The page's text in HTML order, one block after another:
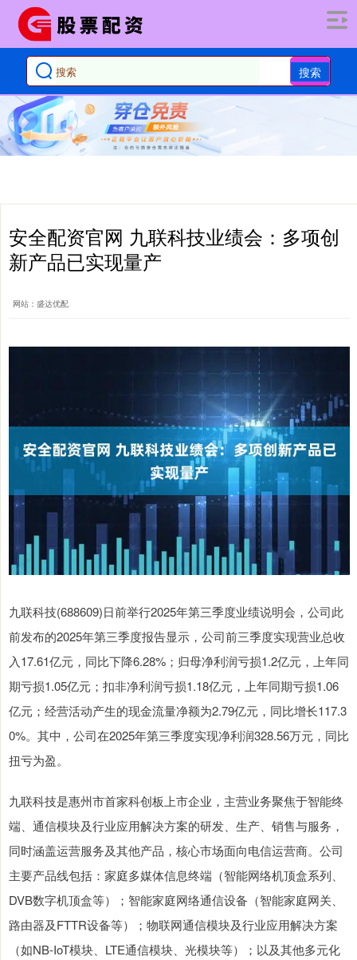
搜索
安全配资官网 九联科技业绩会：多项创
新产品已实现量产
网站：盛达优配
九联科技(688609)日前举行2025年第三季度业绩说明会，公司此
前发布的2025年第三季度报告显示，公司前三季度实现营业总收
入17.61亿元，同比下降6.28%；归母净利润亏损1.2亿元，上年同
期亏损1.05亿元；扣非净利润亏损1.18亿元，上年同期亏损1.06
亿元；经营活动产生的现金流量净额为2.79亿元，同比增长117.3
0%。其中，公司在2025年第三季度实现净利润328.56万元，同比
扭亏为盈。
九联科技是惠州市首家科创板上市企业，主营业务聚焦于智能终
端、通信模块及行业应用解决方案的研发、生产、销售与服务，
同时涵盖运营服务及其他产品，核心市场面向电信运营商。公司
主要产品线包括：家庭多媒体信息终端（智能网络机顶盒系列、
DVB数字机顶盒等）；智能家庭网络通信设备（智能家庭网关、
路由器及FTTR设备等）；物联网通信模块及行业应用解决方案
（如NB-IoT模块、LTE通信模块、光模块等）；以及其他多元化